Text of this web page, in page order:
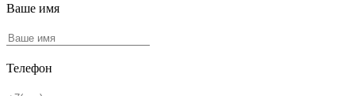
Ваше имя
Телефон